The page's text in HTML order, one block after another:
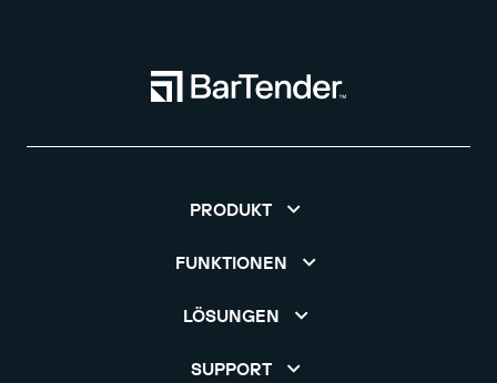
PRODUKT
FUNKTIONEN
LÖSUNGEN
SUPPORT